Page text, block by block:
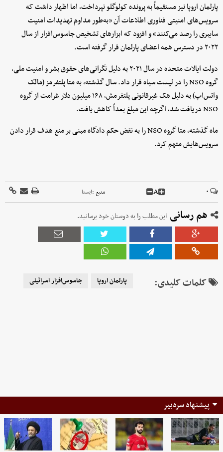
پارلمان اروپا نیز مستقیماً به پرونده کولوگلو نپرداخت، اما اظهار داشت که
سرویس‌های امنیتی فناوری اطلاعات آن «به‌طور مداوم تهدیدات امنیت
سایبری را رصد می‌کنند» و افزود که ابزارهای تشخیص جاسوس‌افزار از سال
۲۰۲۲ در دسترس همه اعضای پارلمان قرار گرفته است.
دولت ایالات متحده در سال ۲۰۲۱ به دلیل نگرانی‌های حقوق بشر و امنیت ملی،
گروه NSO را در لیست سیاه قرار داد. سال گذشته، به متا پلتفرمز (مالک
واتس‌اپ) به دلیل هک غیرقانونی پلتفرمش، ۱۶۸ میلیون دلار غرامت از گروه
NSO دریافت شد، اگرچه این مبلغ بعداً کاهش یافت.
ماه گذشته، متا گروه NSO را به نقض حکم دادگاه مبنی بر منع هدف قرار دادن
سرویس‌هایش متهم کرد.
۰ A منبع :ايسنا
هم رسانی این مطلب را به دوستان خود برسانید.
کلمات کلیدی: پارلمان اروپا جاسوس‌افزار اسرائیلی
پیشنهاد سردبیر